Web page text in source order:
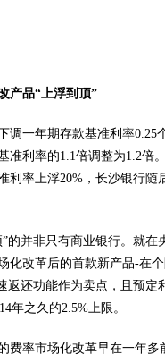
品“上浮到顶”
一年期存款基准利率0.25
准利率的1.1倍调整为1.2倍
利率上浮20%，长沙银行
并非只有商业银行。就在
化改革后的首款新产品-在
返还功能作为卖点，且预定
年之久的2.5%上限。
率市场化改革早在一年多